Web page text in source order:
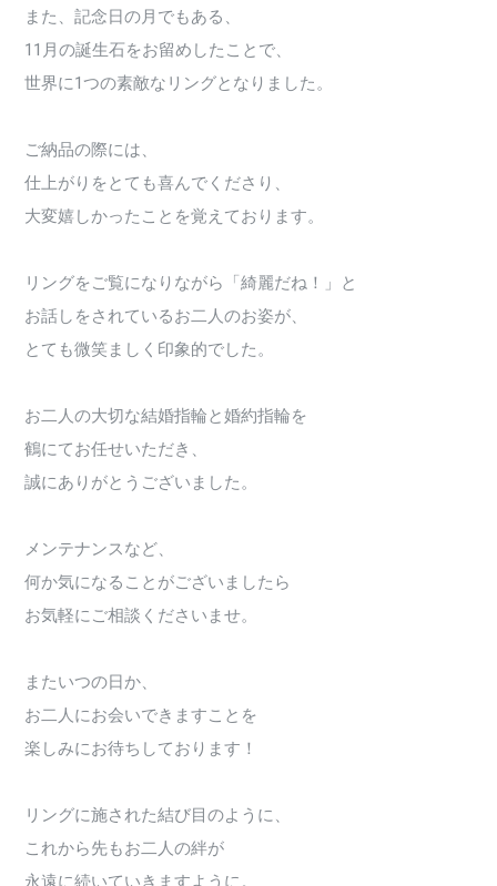
また、記念日の月でもある、
11月の誕生石をお留めしたことで、
世界に1つの素敵なリングとなりました。
ご納品の際には、
仕上がりをとても喜んでくださり、
大変嬉しかったことを覚えております。
リングをご覧になりながら「綺麗だね！」と
お話しをされているお二人のお姿が、
とても微笑ましく印象的でした。
お二人の大切な結婚指輪と婚約指輪を
鶴にてお任せいただき、
誠にありがとうございました。
メンテナンスなど、
何か気になることがございましたら
お気軽にご相談くださいませ。
またいつの日か、
お二人にお会いできますことを
楽しみにお待ちしております！
リングに施された結び目のように、
これから先もお二人の絆が
永遠に続いていきますように。